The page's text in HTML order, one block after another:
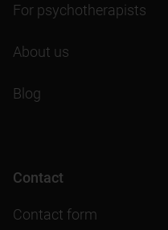
For psychotherapists
About us
Blog
Contact
Contact form